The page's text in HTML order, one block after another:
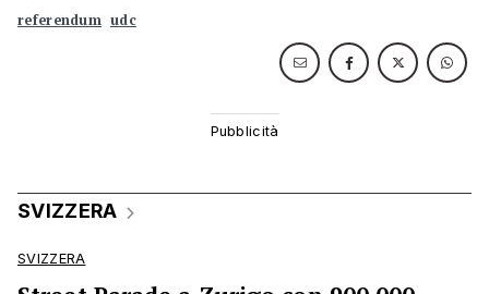
referendum udc
SVIZZERA
SVIZZERA